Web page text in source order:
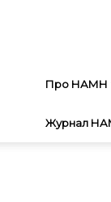
Про НАМН
Журнал